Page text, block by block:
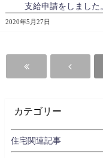
支給申請をしました
2020年5月27日
カテゴリー
住宅関連記事